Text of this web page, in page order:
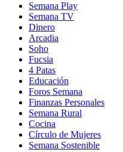
Semana Play
Semana TV
Dinero
Arcadia
Soho
in
new
window
Fucsia
in
new
window
4 Patas
Educación
Foros Semana
Finanzas Personales
Semana Rural
Cocina
Círculo de Mujeres
Semana Sostenible